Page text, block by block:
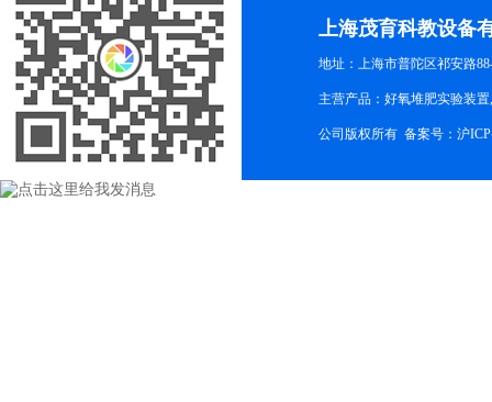
上海茂育科教设备
地址：上海市普陀区祁安路
主营产品：好氧堆肥实验装
公司版权所有 备案号： 沪